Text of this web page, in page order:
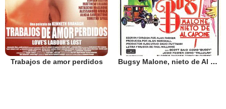
Trabajos de amor perdidos Bugsy Malone, nieto de Al Capone